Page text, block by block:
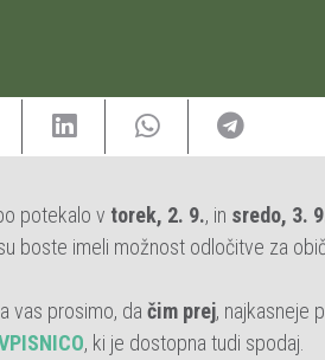
potekalo v torek, 2. 9., in sredo, 3.
boste imeli možnost odločitve za
vas prosimo, da čim prej, najkasneje
, ki je dostopna tudi spodaj.